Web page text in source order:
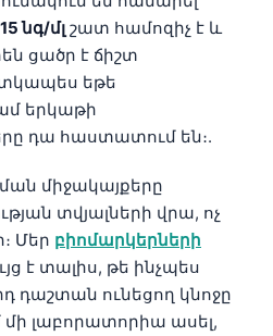
նգ/մլ շատ համոզիչ է և
ցածր է ճիշտ
եթե
երկաթի
դա հաստատում են։.
միջակայքերը
տվյալների վրա, ոչ
Մեր բիոմարկերների
է տալիս, թե ինչպես
դաշտան ունեցող կնոջը
լաբորատորիա ասել,